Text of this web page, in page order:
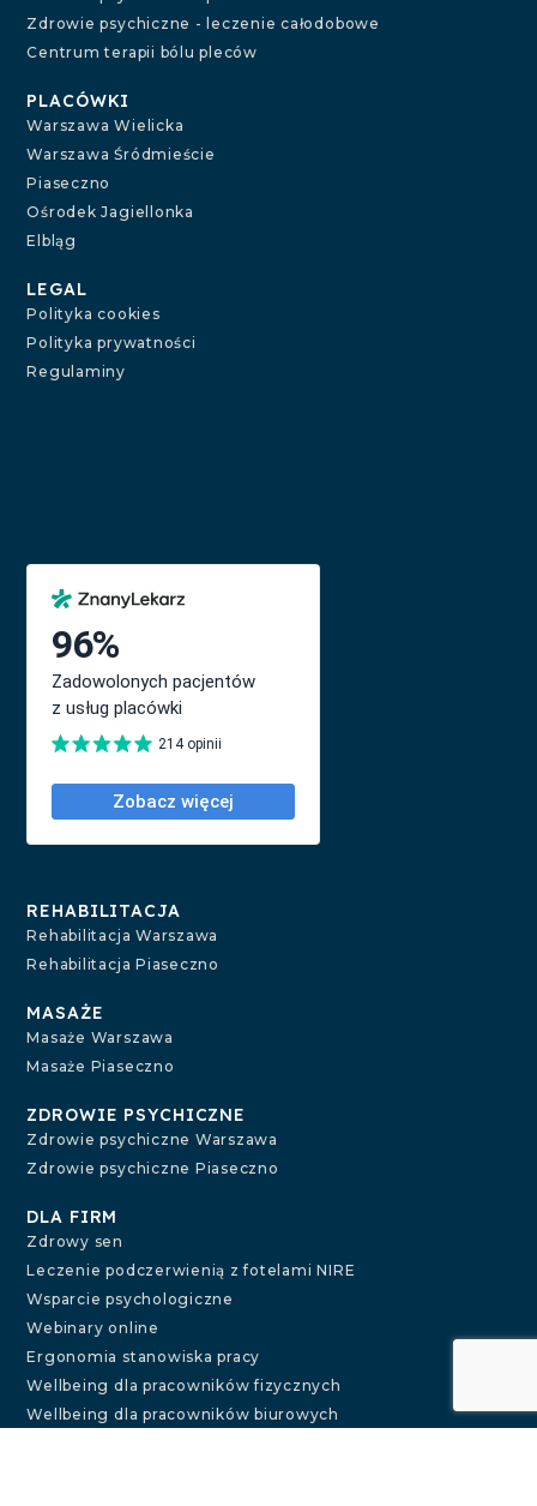
Zdrowie psychiczne - leczenie całodobowe
Centrum terapii bólu pleców
PLACÓWKI
Warszawa Wielicka
Warszawa Śródmieście
Piaseczno
Ośrodek Jagiellonka
Elbląg
LEGAL
Polityka cookies
Polityka prywatności
Regulaminy
REHABILITACJA
Rehabilitacja Warszawa
Rehabilitacja Piaseczno
MASAŻE
Masaże Warszawa
Masaże Piaseczno
ZDROWIE PSYCHICZNE
Zdrowie psychiczne Warszawa
Zdrowie psychiczne Piaseczno
DLA FIRM
Zdrowy sen
Leczenie podczerwienią z fotelami NIRE
Wsparcie psychologiczne
Webinary online
Ergonomia stanowiska pracy
Wellbeing dla pracowników fizycznych
Wellbeing dla pracowników biurowych